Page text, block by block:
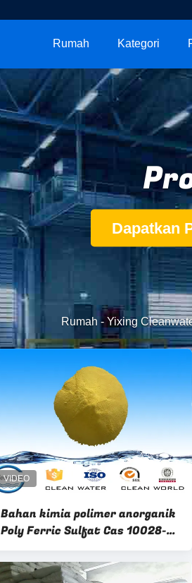
Rumah Kategori
Dapatkan
Rumah - Yixing
Bahan kimia polimer anorganik
Poly Ferric Sulfat Cas 10028-
22-5 dengan fitur